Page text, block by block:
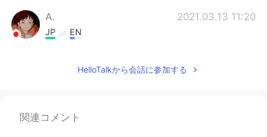
A. 2021.03.13 11:20
JP EN
stacey ステイシ－ 2021.03.13 11:13
@余生
HelloTalkから会話に参加する
関連コメント